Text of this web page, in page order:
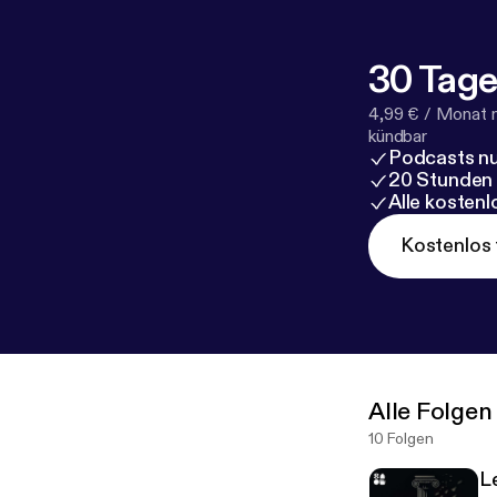
Daniel
Waiting and
Julian Cassia
30
4,99 € / Monat
kündbar
Podcasts
20
Alle
Kostenlos
Alle Folgen
10 Folgen